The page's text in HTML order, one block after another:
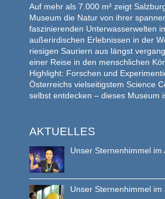
Auf mehr als 7.000 m² zeigt
Museum die Natur von ihrer
faszinierenden Unterwasserwelten
außerirdischen Erlebnissen in der
riesigen Sauriern aus längst
einer Reise in den menschlichen
Highlight: Forschen und
Österreichs vielseitigstem Science
selbst entdecken – dieses Museum
AKTUELLES
Unser Sternenhimmel im
Unser Sternenhimmel im